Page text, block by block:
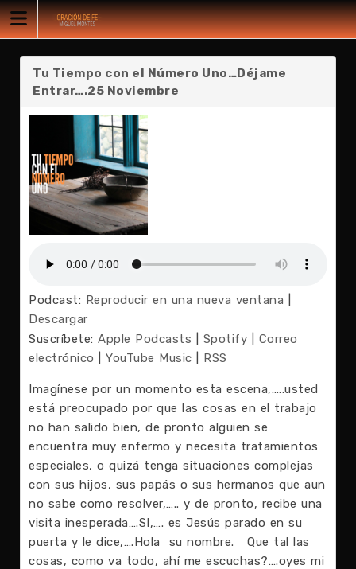
Tu Tiempo con el Número Uno…Déjame
Entrar….25 Noviembre
Podcast: Reproducir en una nueva ventana
Descargar
Suscríbete: Apple Podcasts Spotify
Correo
electrónico
YouTube Music RSS
Imagínese por un momento esta escena,…..usted
está preocupado por que las cosas en el trabajo
no han salido bien, de pronto alguien se
encuentra muy enfermo y necesita tratamientos
especiales, o quizá tenga situaciones complejas
con sus hijos, sus papás o sus hermanos que aun
no sabe como resolver,….. y de pronto, recibe una
visita inesperada….SI,…. es Jesús parado en su
puerta y le dice,….Hola su nombre. Que tal las
cosas, como va todo, ahí me escuchas?….oyes mi